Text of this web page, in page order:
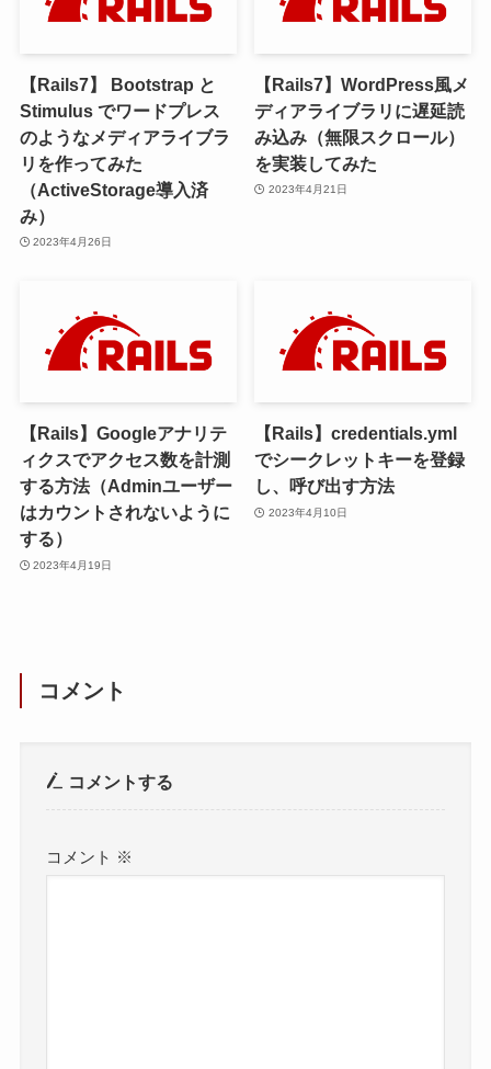
【Rails7】 Bootstrap と
Stimulus でワードプレス
のようなメディアライブラ
リを作ってみた
（ActiveStorage導入済
み）
2023年4月26日
【Rails7】WordPress風メ
ディアライブラリに遅延読
み込み（無限スクロール）
を実装してみた
2023年4月21日
【Rails】Googleアナリテ
ィクスでアクセス数を計測
する方法（Adminユーザー
はカウントされないように
する）
2023年4月19日
【Rails】credentials.yml
でシークレットキーを登録
し、呼び出す方法
2023年4月10日
コメント
コメントする
コメント ※